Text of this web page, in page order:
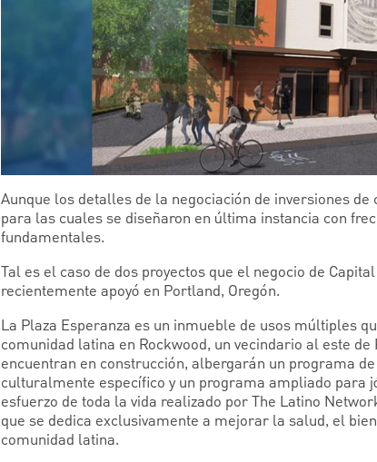
Aunque los detalles de la negociación de inversiones
para las cuales se diseñaron en última instancia con
fundamentales.
Tal es el caso de dos proyectos que el negocio de
recientemente apoyó en Portland, Oregón.
La Plaza Esperanza es un inmueble de usos múltiples
comunidad latina en Rockwood, un vecindario al este
encuentran en construcción, albergarán un programa
culturalmente específico y un programa ampliado para
esfuerzo de toda la vida realizado por The Latino
que se dedica exclusivamente a mejorar la salud, el
comunidad latina.